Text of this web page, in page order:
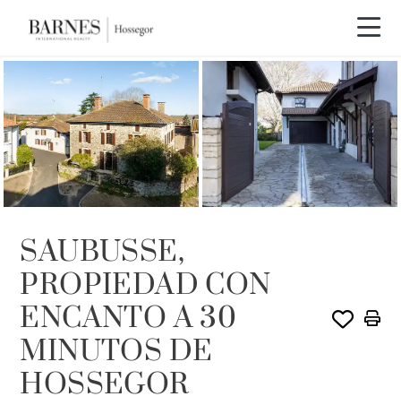
EXCLUSIVIDAD
SAUBUSSE,
PROPIEDAD CON
ENCANTO A 30
MINUTOS DE
HOSSEGOR